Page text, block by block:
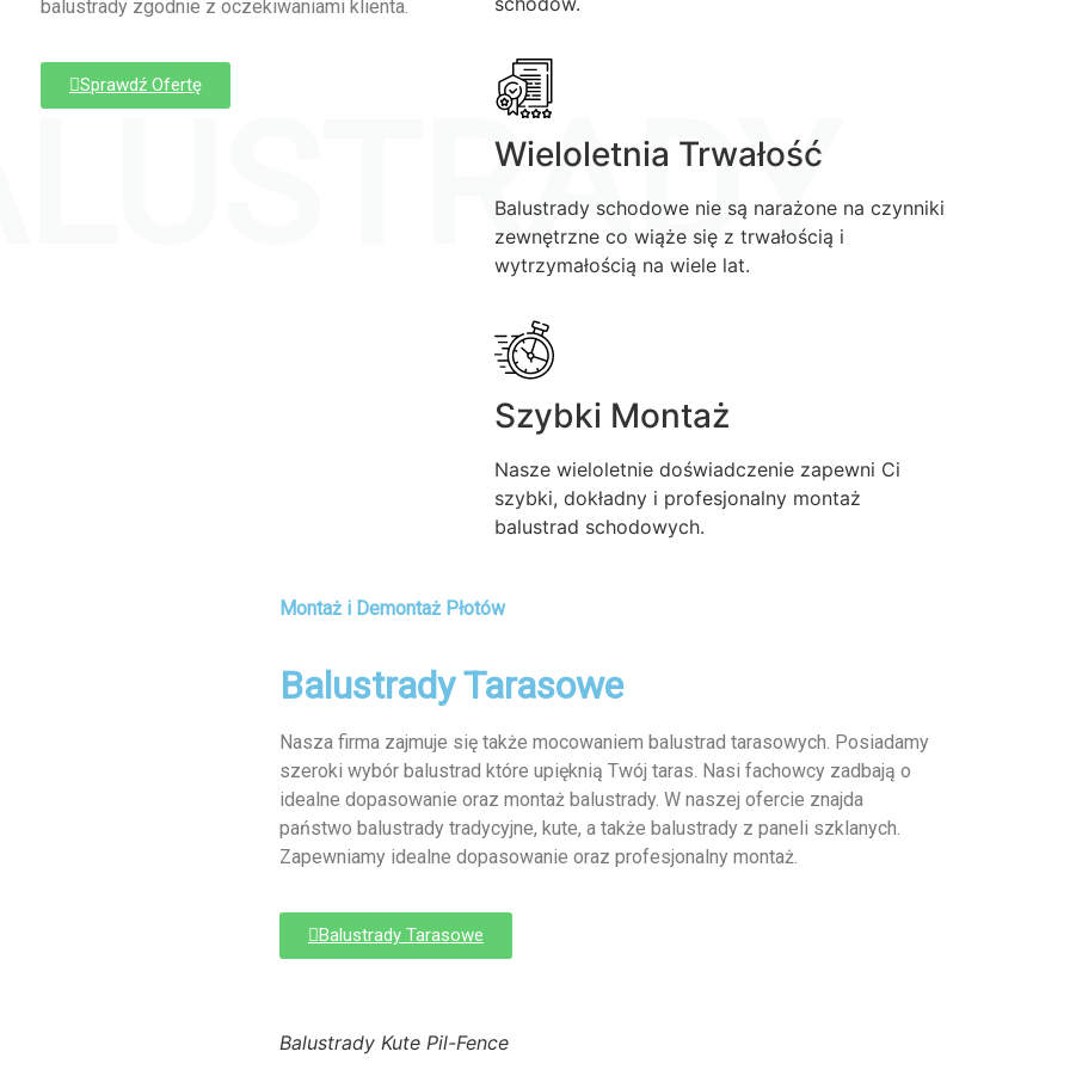
balustrady zgodnie z oczekiwaniami klienta.
Sprawdź Ofertę
Wieloletnia Trwałość
Balustrady schodowe nie są narażone na czynniki
zewnętrzne co wiąże się z trwałością i
wytrzymałością na wiele lat.
Szybki Montaż
Nasze wieloletnie doświadczenie zapewni Ci
szybki, dokładny i profesjonalny montaż
balustrad schodowych.
Montaż i Demontaż Płotów
Balustrady Tarasowe
Nasza firma zajmuje się także mocowaniem balustrad tarasowych. Posiadamy
szeroki wybór balustrad które upięknią Twój taras. Nasi fachowcy zadbają o
idealne dopasowanie oraz montaż balustrady. W naszej ofercie znajda
państwo balustrady tradycyjne, kute, a także balustrady z paneli szklanych.
Zapewniamy idealne dopasowanie oraz profesjonalny montaż.
Balustrady Tarasowe
Balustrady Kute Pil-Fence